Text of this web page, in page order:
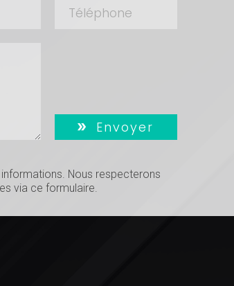
Envoyer
Nous respecterons
via ce formulaire.